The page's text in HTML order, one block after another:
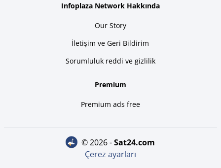
Infoplaza Network Hakkında
Our Story
İletişim ve Geri Bildirim
Sorumluluk reddi ve gizlilik
Premium
Premium ads free
© 2026 - sat24.com
Çerez ayarları